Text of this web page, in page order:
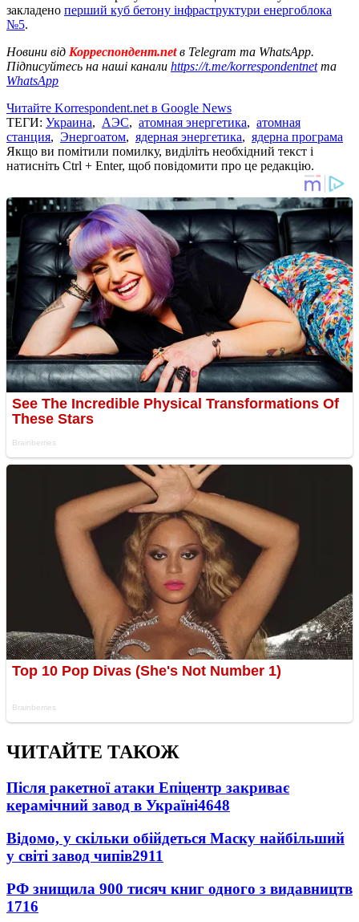
закладено перший куб бетону інфраструктури енергоблока
№5.
Новини від Корреспондент.netв Telegram та WhatsApp.
Підписуйтесь на наші канали https://t.me/korrespondentnetта
WhatsApp
Читайте Korrespondent.net в Google News
ТЕГИ: Украина, АЭС, атомная энергетика, атомная
станция, Энергоатом, ядерная энергетика, ядерна програма
Якщо ви помітили помилку, виділіть необхідний текст і
натисніть Ctrl + Enter, щоб повідомити про це редакцію.
ЧИТАЙТЕ ТАКОЖ
Після ракетної атаки Епіцентр закриває
керамічний завод в Україні4648
Відомо, у скільки обійдеться Маску найбільший
у світі завод чипів2911
РФ знищила 900 тисяч книг одного з видавництв
1716